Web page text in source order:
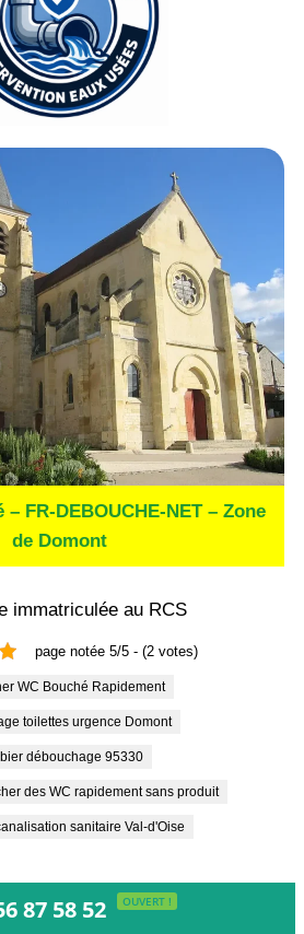
FR-DEBOUCHE-NET – Zone
de Domont
immatriculée au RCS
page notée 5/5 - (2 votes)
WC Bouché Rapidement
toilettes urgence Domont
débouchage 95330
des WC rapidement sans produit
sanitaire Val-d'Oise
87 58 52 OUVERT !